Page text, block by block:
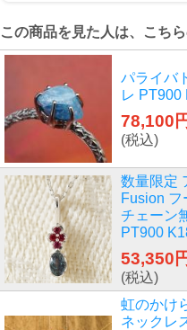
この商品を見た人は、こち
パライバ
レ
78,100
(税込)
数量限定
Fusion
チェーン
PT900
53,350
(税込)
虹のかけ
ネックレ